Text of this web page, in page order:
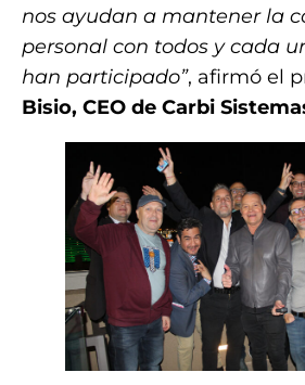
nos ayudan a mantener la
personal con todos y cada
han participado”, afirmó el
Bisio, CEO de Carbi